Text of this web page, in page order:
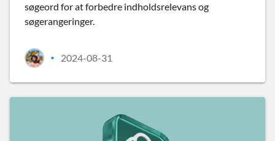
søgeord for at forbedre indholdsrelevans og
søgerangeringer.
• 2024-08-31